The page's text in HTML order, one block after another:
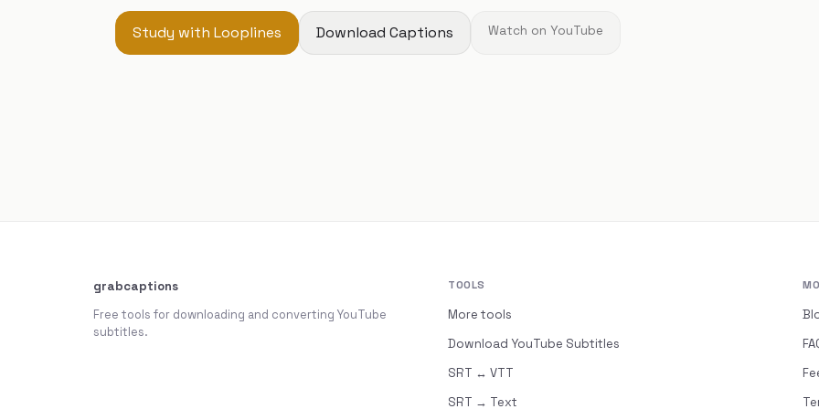
Study with Looplines Download Captions Watch on YouTube
grabcaptions
Free tools for downloading and converting YouTube
subtitles.
TOOLS
More tools
Download YouTube Subtitles
SRT ↔ VTT
SRT → Text